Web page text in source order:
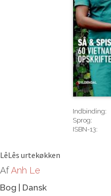
Indbinding:
Sprog:
ISBN-13:
LêLês urtekøkken
AfAnh Le
Bog | Dansk